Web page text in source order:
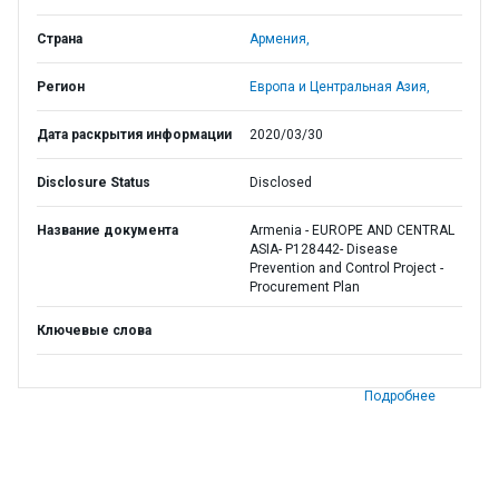
Страна Армения,
Регион Европа и Центральная Азия,
Дата раскрытия информации 2020/03/30
Disclosure Status Disclosed
Название документа
Armenia - EUROPE AND CENTRAL
ASIA- P128442- Disease
Prevention and Control Project -
Procurement Plan
Ключевые слова
Подробнее